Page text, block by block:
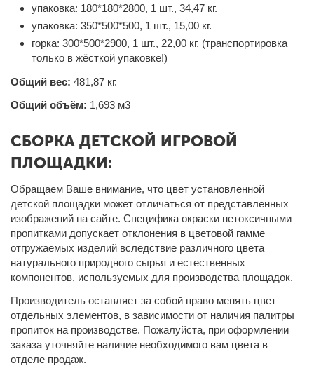
упаковка: 180*180*2800, 1 шт., 34,47 кг.
упаковка: 350*500*500, 1 шт., 15,00 кг.
горка: 300*500*2900, 1 шт., 22,00 кг. (транспортировка
только в жёсткой упаковке!)
Общий вес: 481,87 кг.
Общий объём: 1,693 м3
СБОРКА ДЕТСКОЙ ИГРОВОЙ
ПЛОЩАДКИ:
Обращаем Ваше внимание, что цвет установленной
детской площадки может отличаться от представленных
изображений на сайте. Специфика окраски нетоксичными
пропитками допускает отклонения в цветовой гамме
отгружаемых изделий вследствие различного цвета
натурального природного сырья и естественных
компонентов, используемых для производства площадок.
Производитель оставляет за собой право менять цвет
отдельных элементов, в зависимости от наличия палитры
пропиток на производстве. Пожалуйста, при оформлении
заказа уточняйте наличие необходимого вам цвета в
отделе продаж.